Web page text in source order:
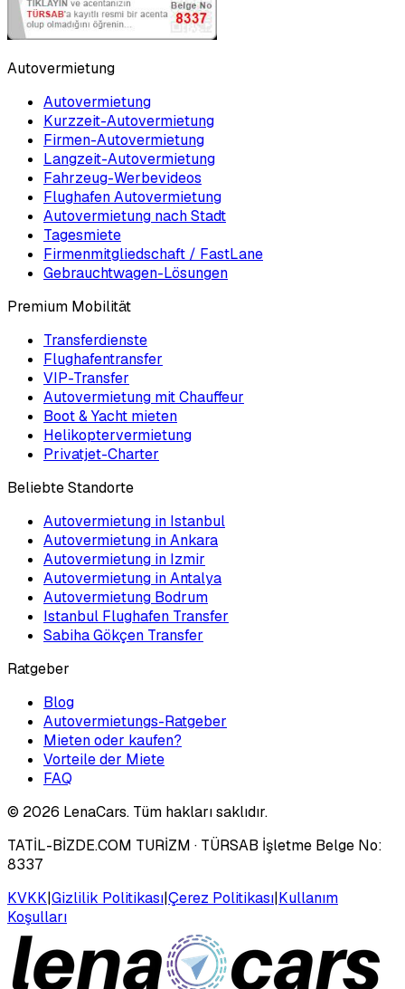
Autovermietung
Autovermietung
Kurzzeit-Autovermietung
Firmen-Autovermietung
Langzeit-Autovermietung
Fahrzeug-Werbevideos
Flughafen Autovermietung
Autovermietung nach Stadt
Tagesmiete
Firmenmitgliedschaft / FastLane
Gebrauchtwagen-Lösungen
Premium Mobilität
Transferdienste
Flughafentransfer
VIP-Transfer
Autovermietung mit Chauffeur
Boot & Yacht mieten
Helikoptervermietung
Privatjet-Charter
Beliebte Standorte
Autovermietung in Istanbul
Autovermietung in Ankara
Autovermietung in Izmir
Autovermietung in Antalya
Autovermietung Bodrum
Istanbul Flughafen Transfer
Sabiha Gökçen Transfer
Ratgeber
Blog
Autovermietungs-Ratgeber
Mieten oder kaufen?
Vorteile der Miete
FAQ
© 2026 LenaCars. Tüm hakları saklıdır.
TATİL-BİZDE.COM TURİZM · TÜRSAB İşletme Belge No:
8337
KVKK|Gizlilik Politikası|Çerez Politikası|Kullanım
Koşulları